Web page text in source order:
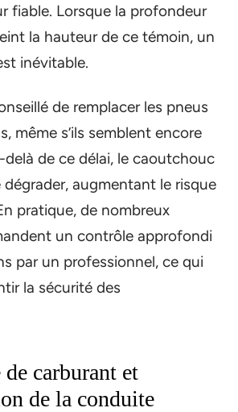
fiable. Lorsque la profondeur
la hauteur de ce témoin, un
inévitable.
de remplacer les pneus
même s’ils semblent encore
de ce délai, le caoutchouc
augmentant le risque
pratique, de nombreux
un contrôle approfondi
par un professionnel, ce qui
la sécurité des
carburant et
de la conduite